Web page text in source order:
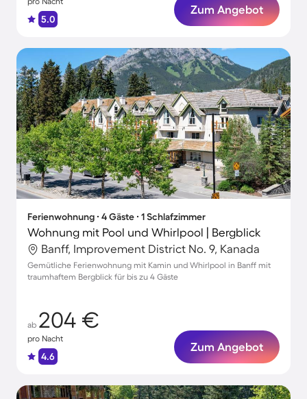
5.0
Zum Angebot
Ferienwohnung ∙ 4 Gäste ∙ 1 Schlafzimmer
Wohnung mit Pool und Whirlpool | Bergblick
Banff, Improvement District No. 9, Kanada
Gemütliche Ferienwohnung mit Kamin und Whirlpool in Banff mit
traumhaftem Bergblick für bis zu 4 Gäste
ab 204 €
pro Nacht
4.6
Zum Angebot